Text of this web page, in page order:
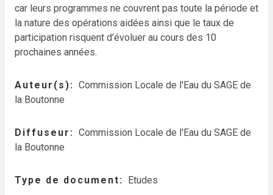
car leurs programmes ne couvrent pas toute la période et
la nature des opérations aidées ainsi que le taux de
participation risquent d’évoluer au cours des 10
prochaines années.
Auteur(s)
Commission Locale de l'Eau du SAGE de
la Boutonne
Diffuseur
Commission Locale de l'Eau du SAGE de
la Boutonne
Type de document Etudes